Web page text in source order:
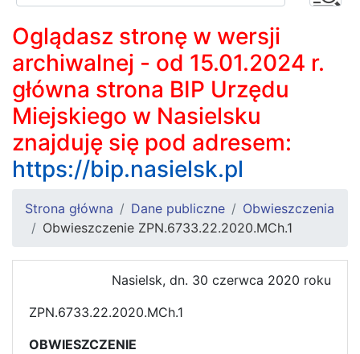
Oglądasz stronę w wersji
archiwalnej - od 15.01.2024 r.
główna strona BIP Urzędu
Miejskiego w Nasielsku
znajduję się pod adresem:
https://bip.nasielsk.pl
Strona główna Dane publiczne
Obwieszczenia
Obwieszczenie ZPN.6733.22.2020.MCh.1
Nasielsk, dn. 30 czerwca 2020 roku
ZPN.6733.22.2020.MCh.1
OBWIESZCZENIE